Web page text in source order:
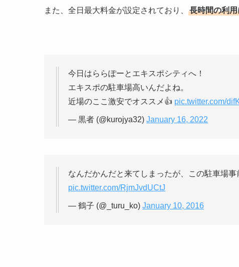
また、全日最大料金が設定されており、 長時間の利
今日はららぽーとエキスポシティへ！
エキスポの駐車場高いんだよね。
近場のここ激安でオススメ👍 pic.twitter.com/
— 黒者 (@kurojya32) January 16, 2022
なんだかんだと来てしまったが、この駐車場
pic.twitter.com/RjmJvdUCtJ
— 鶴子 (@_turu_ko) January 10, 2016